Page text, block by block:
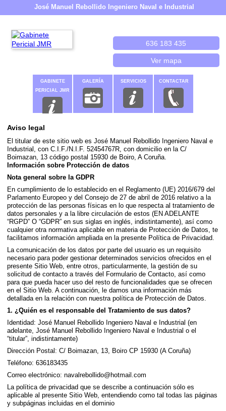
José Manuel Rebollido Ingeniero Naval e Industrial
636 183 435
Ver mapa
GABINETE
PERICIAL JMR
GALERÍA SERVICIOS CONTACTAR
Aviso legal
El titular de este sitio web es José Manuel Rebollido Ingeniero Naval e
Industrial, con C.I.F./N.I.F. 52454767R, con domicilio en la C/
Boimazan, 13 código postal 15930 de Boiro, A Coruña.
Información sobre Protección de datos
Nota general sobre la GDPR
En cumplimiento de lo establecido en el Reglamento (UE) 2016/679 del
Parlamento Europeo y del Consejo de 27 de abril de 2016 relativo a la
protección de las personas físicas en lo que respecta al tratamiento de
datos personales y a la libre circulación de estos (EN ADELANTE
“RGPD” O “GDPR” en sus siglas en inglés, indistintamente), así como
cualquier otra normativa aplicable en materia de Protección de Datos, te
facilitamos información ampliada en la presente Política de Privacidad.
La comunicación de los datos por parte del usuario es un requisito
necesario para poder gestionar determinados servicios ofrecidos en el
presente Sitio Web, entre otros, particularmente, la gestión de su
solicitud de contacto a través del Formulario de Contacto, así como
para que pueda hacer uso del resto de funcionalidades que se ofrecen
en el Sitio Web. A continuación, le damos una información más
detallada en la relación con nuestra política de Protección de Datos.
1. ¿Quién es el responsable del Tratamiento de sus datos?
Identidad: José Manuel Rebollido Ingeniero Naval e Industrial (en
adelante, José Manuel Rebollido Ingeniero Naval e Industrial o el
“titular”, indistintamente)
Dirección Postal: C/ Boimazan, 13, Boiro CP 15930 (A Coruña)
Teléfono: 636183435
Correo electrónico: navalrebollido@hotmail.com
La política de privacidad que se describe a continuación sólo es
aplicable al presente Sitio Web, entendiendo como tal todas las páginas
y subpáginas incluidas en el dominio